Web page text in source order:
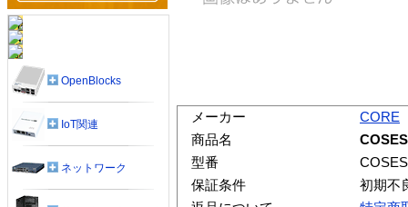
メーカー
CORE
商品名
型番
保証条件
初期不
OpenBlocks
IoT関連
ネットワーク